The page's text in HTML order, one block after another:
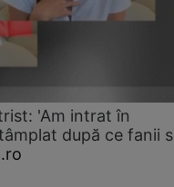
'Am intrat în
după ce fanii